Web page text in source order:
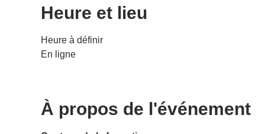
Heure et lieu
Heure à définir
En ligne
À propos de l'événement